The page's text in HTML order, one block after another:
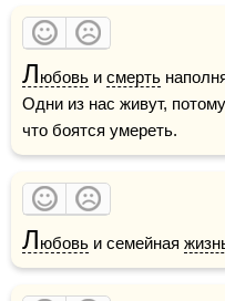
Любовь и смерть
Одни из нас живут,
что боятся умереть.
Любовь и семейная